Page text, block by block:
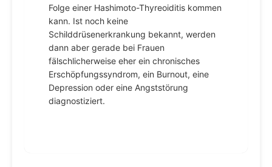
Folge einer Hashimoto-Thyreoiditis kommen
kann. Ist noch keine
Schilddrüsenerkrankung bekannt, werden
dann aber gerade bei Frauen
fälschlicherweise eher ein chronisches
Erschöpfungssyndrom, ein Burnout, eine
Depression oder eine Angststörung
diagnostiziert.